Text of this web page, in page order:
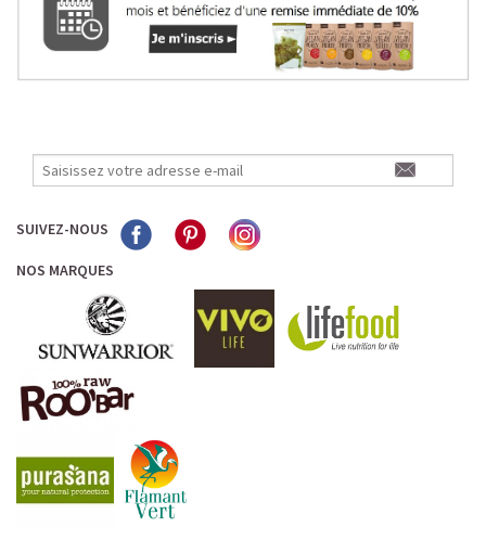
🍵 MATCHA LATTE GLACÉ
LA FRAÎCHEUR VERTE QUI APAISE L’ESPRIT
Le matcha, ce thé japonais se marie à la douceur du lait
SUIVEZ-NOUS
NOS MARQUES